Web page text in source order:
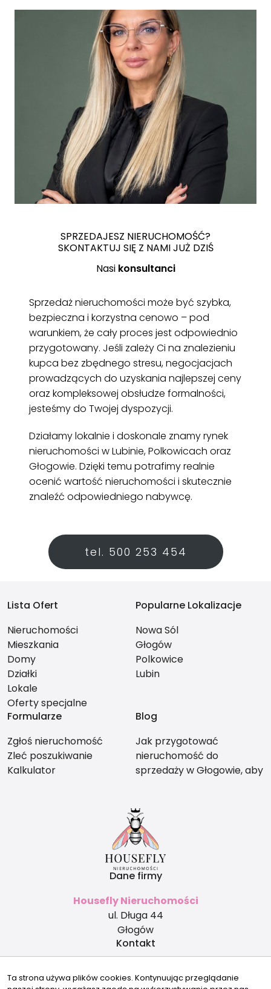
SPRZEDAJESZ NIERUCHOMOŚĆ?
SKONTAKTUJ SIĘ Z NAMI JUŻ DZIŚ
Nasi konsultanci
Sprzedaż nieruchomości może być szybka,
bezpieczna i korzystna cenowo – pod
warunkiem, że cały proces jest odpowiednio
przygotowany. Jeśli zależy Ci na znalezieniu
kupca bez zbędnego stresu, negocjacjach
prowadzących do uzyskania najlepszej ceny
oraz kompleksowej obsłudze formalności,
jesteśmy do Twojej dyspozycji.
Działamy lokalnie i doskonale znamy rynek
nieruchomości w Lubinie, Polkowicach oraz
Głogowie. Dzięki temu potrafimy realnie
ocenić wartość nieruchomości i skutecznie
znaleźć odpowiedniego nabywcę.
tel. 500 253 454
Lista Ofert
Nieruchomości
Mieszkania
Domy
Działki
Lokale
Oferty specjalne
Popularne Lokalizacje
Nowa Sól
Głogów
Polkowice
Lubin
Formularze
Zgłoś nieruchomość
Zleć poszukiwanie
Kalkulator
Blog
Jak przygotować
nieruchomość do
sprzedaży w Głogowie, aby
Dane firmy
Housefly Nieruchomości
ul. Długa 44
Głogów
Kontakt
Ta strona używa plików cookies. Kontynuując przeglądanie